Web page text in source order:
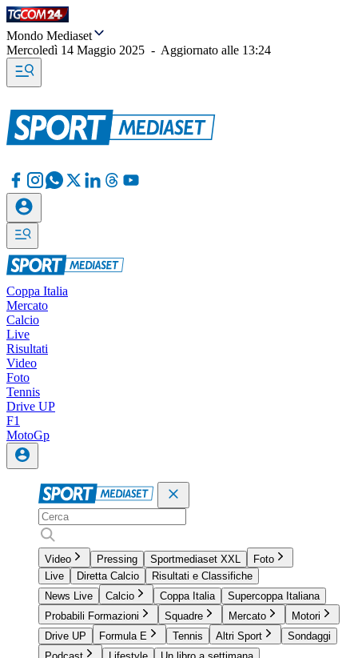
Mondo Mediaset
Mercoledì 14 Maggio 2025 - Aggiornato alle 13:24
Coppa Italia
Mercato
Calcio
Live
Risultati
Video
Foto
Tennis
Drive UP
F1
MotoGp
Video Pressing Sportmediaset XXL
Foto
Live
Diretta Calcio
Risultati e Classifiche
News Live
Calcio Coppa Italia
Supercoppa Italiana
Probabili Formazioni
Squadre Mercato
Motori
Drive UP
Formula E Tennis Altri Sport
Sondaggi